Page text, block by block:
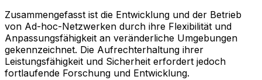
Zusammengefasst ist die Entwicklung und der Betrieb
von Ad-hoc-Netzwerken durch ihre Flexibilität und
Anpassungsfähigkeit an veränderliche Umgebungen
gekennzeichnet. Die Aufrechterhaltung ihrer
Leistungsfähigkeit und Sicherheit erfordert jedoch
fortlaufende Forschung und Entwicklung.